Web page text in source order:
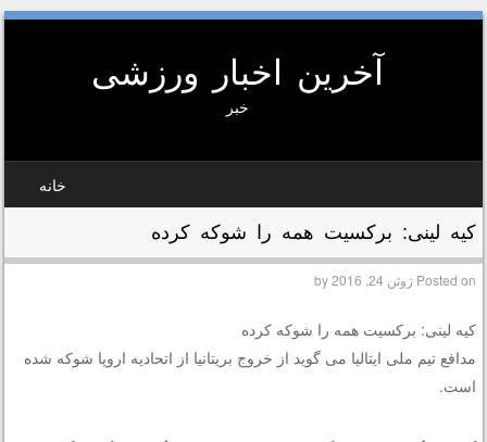
آخرین اخبار ورزشی
خبر
خانه
کیه لینی: برکسیت همه را شوکه کرده
Posted onژوئن 24, 2016 by
کیه لینی: برکسیت همه را شوکه کرده
مدافع تیم ملی ایتالیا می گوید از خروج بریتانیا از اتحادیه اروپا شوکه شده
است.